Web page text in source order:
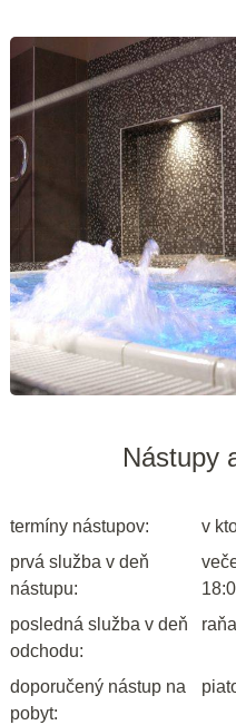
Nástupy
termíny nástupov:
v
prvá služba v deň
nástupu:
posledná služba v deň
odchodu:
doporučený nástup na
pobyt: